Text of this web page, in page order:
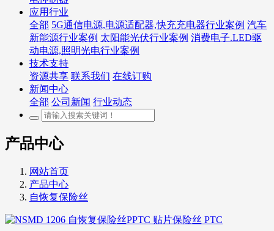
应用行业
全部 5G通信电源,电源适配器,快充充电器行业案例 汽车
新能源行业案例 太阳能光伏行业案例 消费电子.LED驱
动电源,照明光电行业案例
技术支持
资源共享 联系我们 在线订购
新闻中心
全部 公司新闻 行业动态
产品中心
网站首页
产品中心
自恢复保险丝